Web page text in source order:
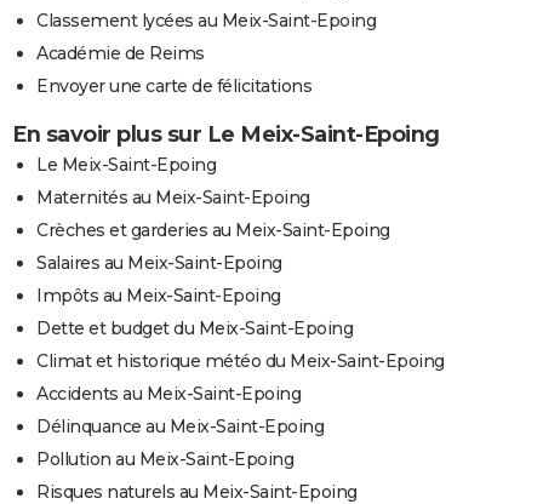
Classement lycées au Meix-Saint-Epoing
Académie de Reims
Envoyer une carte de félicitations
En savoir plus sur Le Meix-Saint-Epoing
Le Meix-Saint-Epoing
Maternités au Meix-Saint-Epoing
Crèches et garderies au Meix-Saint-Epoing
Salaires au Meix-Saint-Epoing
Impôts au Meix-Saint-Epoing
Dette et budget du Meix-Saint-Epoing
Climat et historique météo du Meix-Saint-Epoing
Accidents au Meix-Saint-Epoing
Délinquance au Meix-Saint-Epoing
Pollution au Meix-Saint-Epoing
Risques naturels au Meix-Saint-Epoing